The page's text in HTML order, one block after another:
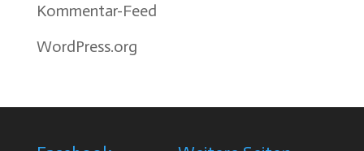
Kommentar-Feed
WordPress.org